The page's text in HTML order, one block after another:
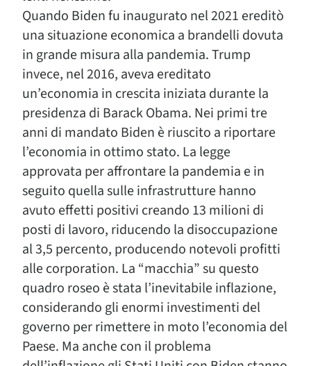
Quando Biden fu inaugurato nel 2021 ereditò
una situazione economica a brandelli dovuta
in grande misura alla pandemia. Trump
invece, nel 2016, aveva ereditato
un’economia in crescita iniziata durante la
presidenza di Barack Obama. Nei primi tre
anni di mandato Biden è riuscito a riportare
l’economia in ottimo stato. La legge
approvata per affrontare la pandemia e in
seguito quella sulle infrastrutture hanno
avuto effetti positivi creando 13 milioni di
posti di lavoro, riducendo la disoccupazione
al 3,5 percento, producendo notevoli profitti
alle corporation. La “macchia” su questo
quadro roseo è stata l’inevitabile inflazione,
considerando gli enormi investimenti del
governo per rimettere in moto l’economia del
Paese. Ma anche con il problema